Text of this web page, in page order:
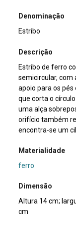
Denominação
Estribo
Descrição
Estribo de ferro
semicircular, com
apoio para os
que corta o
uma alça
orifício também
encontra-se um
Materialidade
ferro
Dimensão
Altura 14 cm;
cm